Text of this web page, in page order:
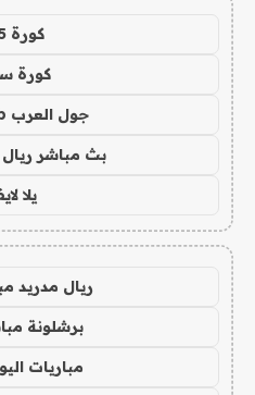
كورة 365
كورة
جول العرب goalarab
بث مباشر ريال
يلا
ريال مدريد
برشلونة
مباريات